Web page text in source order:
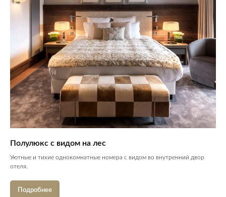
Полулюкс с видом на лес
Уютные и тихие однокомнатные номера с видом во внутренний двор
отеля.
Подробнее